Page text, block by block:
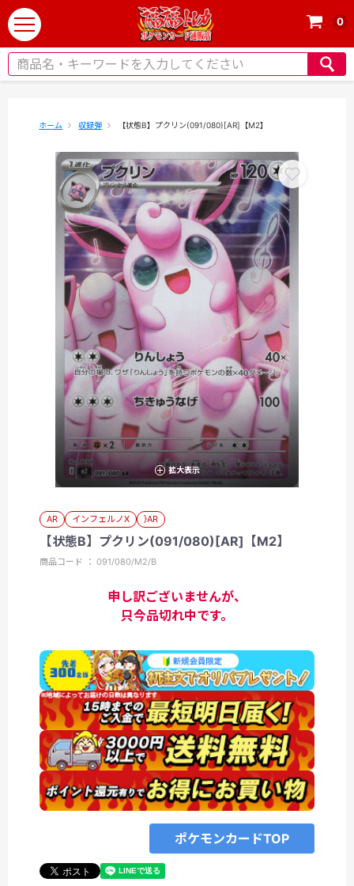
t
o
g
0
ホーム 収録弾 【状態B】プクリン(091/080)[AR]【M2】
拡大表示
AR インフェルノX }AR
【状態B】プクリン(091/080)[AR]【M2】
商品コード ： 091/080/M2/B
申し訳ございませんが、
只今品切れ中です。
ポケモンカードTOP